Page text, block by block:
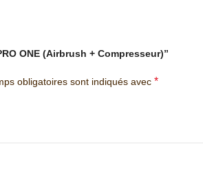
ONE (Airbrush + Compresseur)”
obligatoires sont indiqués avec *